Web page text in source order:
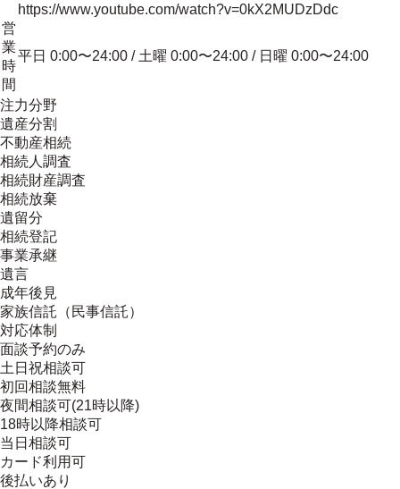
https://www.youtube.com/watch?v=0kX2MUDzDdc
営
業
時
間
平日 0:00〜24:00 / 土曜 0:00〜24:00 / 日曜 0:00〜24:00
注力分野
遺産分割
不動産相続
相続人調査
相続財産調査
相続放棄
遺留分
相続登記
事業承継
遺言
成年後見
家族信託（民事信託）
対応体制
面談予約のみ
土日祝相談可
初回相談無料
夜間相談可(21時以降)
18時以降相談可
当日相談可
カード利用可
後払いあり